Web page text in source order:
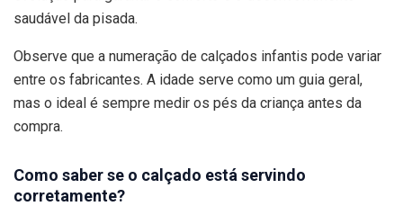
saudável da pisada.
Observe que a numeração de calçados infantis pode variar
entre os fabricantes. A idade serve como um guia geral,
mas o ideal é sempre medir os pés da criança antes da
compra.
Como saber se o calçado está servindo
corretamente?